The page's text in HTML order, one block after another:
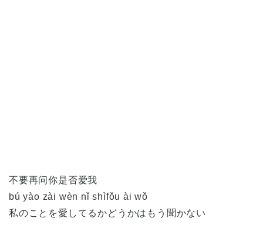
不要再问你是否爱我
bú yào zài wèn nǐ shìfǒu ài wǒ
私のことを愛してるかどうかはもう聞かない